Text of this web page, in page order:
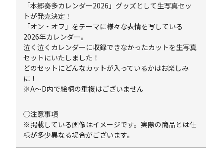
「本郷奏多カレンダー2026」グッズとして生写真セッ
トが発売決定！
「オン・オフ」をテーマに様々な表情を写している
2026年カレンダー。
泣く泣くカレンダーに収録できなかったカットを生写真
セットにいたしました！
どのセットにどんなカットが入っているかはお楽しみ
に！
※A～D内で絵柄の重複はございません
◯注意事項
※掲載している画像はイメージです。実際の商品とは仕
様が多少異なる場合がございます。